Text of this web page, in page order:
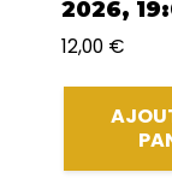
2026,
12,00 €